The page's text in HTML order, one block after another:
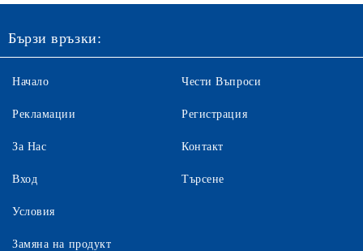
Бързи връзки:
Начало
Рекламации
За Нас
Вход
Чести Въпроси
Регистрация
Контакт
Търсене
Условия
Замяна на продукт